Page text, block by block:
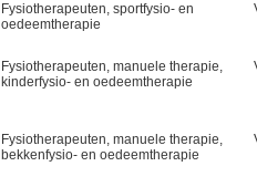
Fysiotherapeuten, sportfysio- en
oedeemtherapie
Fysiotherapeuten, manuele therapie,
kinderfysio- en oedeemtherapie
Fysiotherapeuten, manuele therapie,
bekkenfysio- en oedeemtherapie